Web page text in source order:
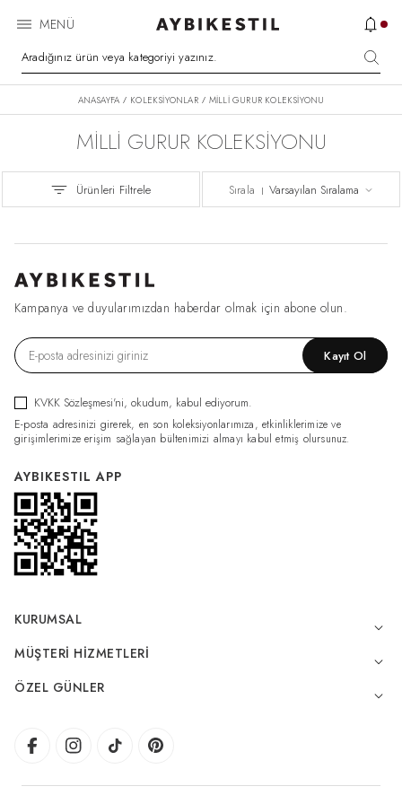
MENÜ
ANASAYFA / KOLEKSİYONLAR / MİLLİ GURUR KOLEKSİYONU
MİLLİ GURUR KOLEKSİYONU
Ürünleri Filtrele Sırala
Kampanya ve duyularımızdan haberdar olmak için abone olun.
Kayıt Ol
KVKK Sözleşmesi'ni, okudum, kabul ediyorum.
E-posta adresinizi girerek, en son koleksiyonlarımıza, etkinliklerimize ve
girişimlerimize erişim sağlayan bültenimizi almayı kabul etmiş olursunuz.
AYBIKESTIL APP
KURUMSAL
MÜŞTERI HIZMETLERI
ÖZEL GÜNLER